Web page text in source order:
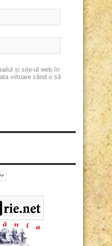
și site-ul web în
viitoare când o să